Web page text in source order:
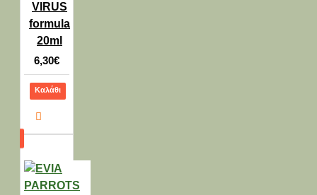
VIRUS
formula
20ml
6,30€
Καλάθι